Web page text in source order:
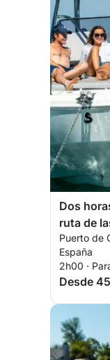
Dos
ruta de
Puerto de
España
2h00 ·
Desde